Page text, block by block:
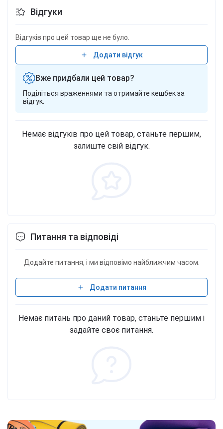
Відгуки
Відгуків про цей товар ще не було.
Додати відгук
Вже придбали цей товар?
Поділіться враженнями та отримайте кешбек за
відгук.
Немає відгуків про цей товар, станьте першим,
залиште свій відгук.
Питання та відповіді
Додайте питання, і ми відповімо найближчим часом.
Додати питання
Немає питань про даний товар, станьте першим і
задайте своє питання.